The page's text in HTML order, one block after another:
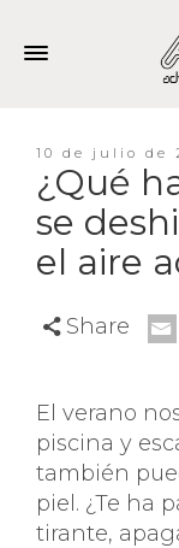
10 de julio de
¿Qué
se
el aire
Share
El verano
piscina y
también
piel. ¿Te ha
tirante,